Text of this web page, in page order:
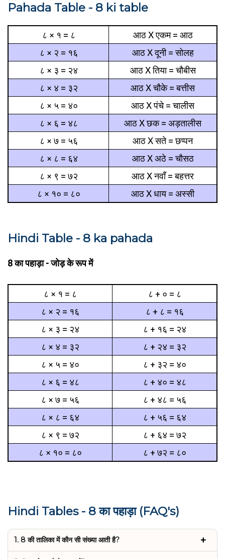
Pahada Table - 8 ki table
८ × १ = ८
आठ X एकम = आठ
८ × २ = १६
आठ X दूनी = सोलह
८ × ३ = २४
आठ X तिया = चौबीस
८ × ४ = ३२
आठ X चौके = बत्तीस
८ × ५ = ४०
आठ X पंचे = चालीस
८ × ६ = ४८
आठ X छक = अड़तालीस
८ × ७ = ५६
आठ X सते = छप्पन
८ × ८ = ६४
आठ X अठे = चौसठ
८ × ९ = ७२
आठ X नवाँ = बहत्तर
८ × १० = ८०
आठ X धाय = अस्सी
Hindi Table - 8 ka pahada
8 का पहाड़ा - जोड़ के रूप में
८ × १ = ८
८ + ० = ८
८ × २ = १६
८ + ८ = १६
८ × ३ = २४
८ + १६ = २४
८ × ४ = ३२
८ + २४ = ३२
८ × ५ = ४०
८ + ३२ = ४०
८ × ६ = ४८
८ + ४० = ४८
८ × ७ = ५६
८ + ४८ = ५६
८ × ८ = ६४
८ + ५६ = ६४
८ × ९ = ७२
८ + ६४ = ७२
८ × १० = ८०
८ + ७२ = ८०
Hindi Tables - 8 का पहाड़ा (FAQ's)
1. 8 की तालिका में कौन सी संख्या आती है?